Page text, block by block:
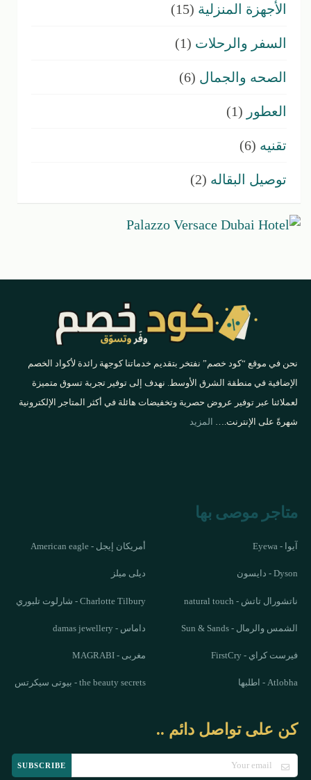
الأجهزة المنزلية (15)
السفر والرحلات (1)
الصحه والجمال (6)
العطور (1)
تقنيه (6)
توصيل البقاله (2)
نحن في موقع “كود خصم” نفتخر بتقديم خدماتنا كوجهة رائدة لأكواد الخصم
الإضافية في منطقة الشرق الأوسط. نهدف إلى توفير تجربة تسوق متميزة
لعملائنا عبر توفير عروض حصرية وتخفيضات هائلة في أكثر المتاجر الإلكترونية
شهرةً على الإنترنت.…
المزيد
متاجر موصى بها
آيوا - Eyewa أمريكان إيجل - American eagle
Dyson - دايسون ديلى ميلز
ناتشورال تاتش - natural touch Charlotte Tilbury - شارلوت تلبوري
الشمس والرمال - Sun & Sands داماس - damas jewellery
فيرست كراي - FirstCry مغربى - MAGRABI
Atlobha - اطلبها the beauty secrets - بيوتى سيكرتس
كن على تواصل دائم ..
SUBSCRIBE